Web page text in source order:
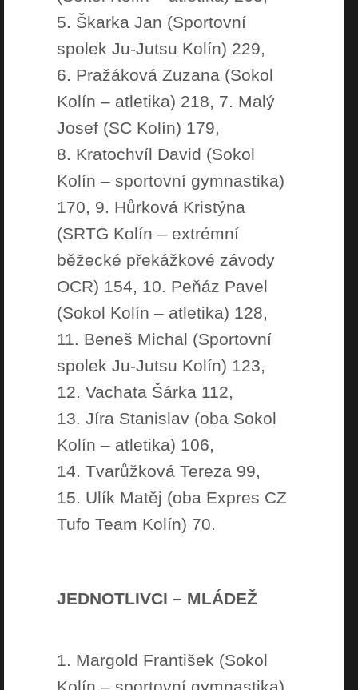
5. Škarka Jan (Sportovní
spolek Ju-Jutsu Kolín) 229,
6. Pražáková Zuzana (Sokol
Kolín – atletika) 218, 7. Malý
Josef (SC Kolín) 179,
8. Kratochvíl David (Sokol
Kolín – sportovní gymnastika)
170, 9. Hůrková Kristýna
(SRTG Kolín – extrémní
běžecké překážkové závody
OCR) 154, 10. Peňáz Pavel
(Sokol Kolín – atletika) 128,
11. Beneš Michal (Sportovní
spolek Ju-Jutsu Kolín) 123,
12. Vachata Šárka 112,
13. Jíra Stanislav (oba Sokol
Kolín – atletika) 106,
14. Tvarůžková Tereza 99,
15. Ulík Matěj (oba Expres CZ
Tufo Team Kolín) 70.
JEDNOTLIVCI – MLÁDEŽ
1. Margold František (Sokol